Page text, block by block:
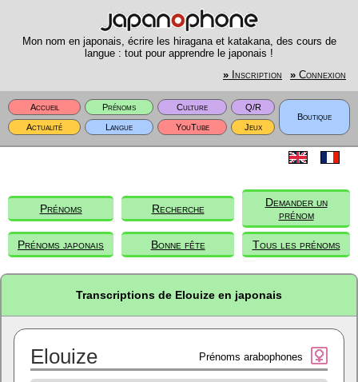
Mon nom en japonais, écrire les hiragana et katakana, des cours de
langue : tout pour apprendre le japonais !
» Inscription » Connexion
Accueil Prénoms Culture
Q/R
Boutique
Actualité
Langue YouTube Jeux
Prénoms Recherche
Demander un
prénom
Prénoms japonais Bonne fête Tous les prénoms
Transcriptions de Elouize en japonais
Elouize Prénoms arabophones